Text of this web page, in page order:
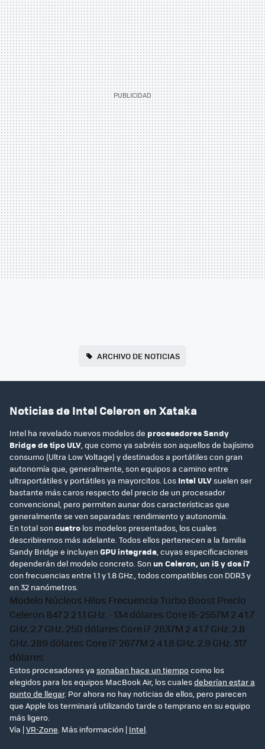
ARCHIVO DE NOTICIAS
Noticias de Intel Celeron en Xataka
Intel ha revelado nuevos modelos de procesadores Sandy
Bridge de tipo ULV, que como ya sabréis son aquellos de bajísimo
consumo (Ultra Low Voltage) y destinados a portátiles con gran
autonomía que, generalmente, son equipos a camino entre
ultraportátiles y portátiles ya mayorcitos. Los Intel ULVsuelen ser
bastante más caros respecto del precio de un procesador
convencional, pero permiten aunar dos características que
generalmente se ven separadas: rendimiento y autonomía.
En total son cuatro los modelos presentados, los cuales
describiremos más adelante. Todos ellos pertenecen a la familia
Sandy Bridge e incluyen GPU integrada, cuyas especificaciones
dependerán del modelo concreto. Son un Celeron, un i5 y dos i7
con frecuencias entre 1.1 y 1.8 GHz., todos compatibles con DDR3 y
en 32 nanómetros.
Modelo Núcleos Hilos Frecuencia Turbo Boost Precio
Celeron 847 2 2 1.1 GHz. - 134 dólares Core i5-2557M 2 4 1.7
GHz. 2.7 GHz. 250 dólares Core i7-2637M 2 4 1.7 GHz. 2.8
GHz. 289 dólares Core i7-2677M 2 4 1.8 GHz. 2.9 GHz. 317
dólares
Estos procesadores ya sonaban hace un tiempo como los
elegidos para los equipos MacBook Air, los cualesdeberían estar a
punto de llegar. Por ahora no hay noticias de ellos, pero parecen
que Apple los terminará utilizando tarde o temprano en su equipo
más ligero.
Vía |VR-Zone. Más información | Intel.